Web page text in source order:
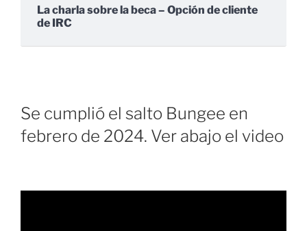
La charla sobre la beca – Opción de cliente
de IRC
Se cumplió el salto Bungee en
febrero de 2024. Ver abajo el video